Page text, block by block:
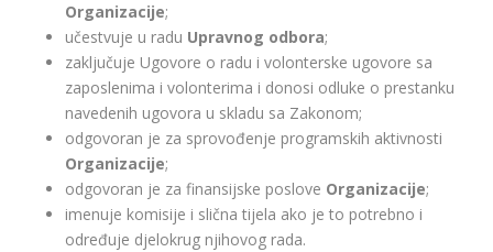
Organizacije;
učestvuje u radu Upravnog odbora;
zaključuje Ugovore o radu i volonterske ugovore sa
zaposlenima i volonterima i donosi odluke o prestanku
navedenih ugovora u skladu sa Zakonom;
odgovoran je za sprovođenje programskih aktivnosti
Organizacije;
odgovoran je za finansijske poslove Organizacije;
imenuje komisije i slična tijela ako je to potrebno i
određuje djelokrug njihovog rada.